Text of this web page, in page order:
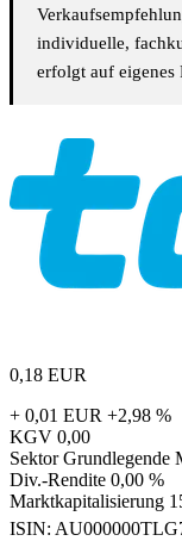
individuelle,
erfolgt auf eigenes
0,18 EUR
+ 0,01 EUR +2,98 %
KGV 0,00
Sektor Grundlegende
Div.-Rendite 0,00 %
Marktkapitalisierung
ISIN: